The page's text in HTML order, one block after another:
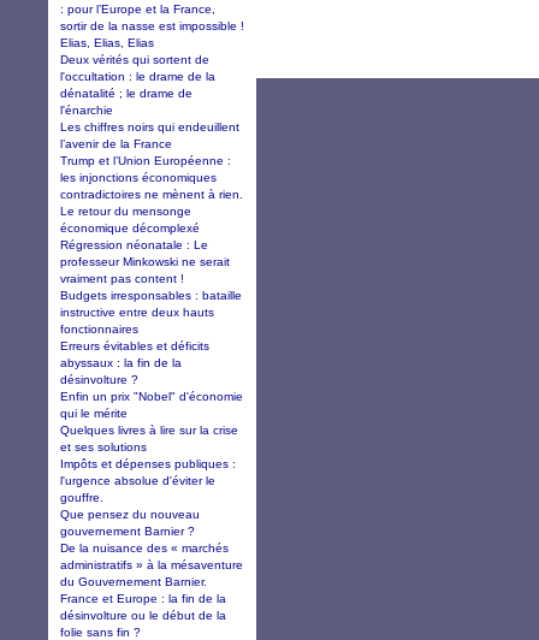
: pour l’Europe et la France,
sortir de la nasse est impossible !
Elias, Elias, Elias
Deux vérités qui sortent de
l'occultation : le drame de la
dénatalité ; le drame de
l'énarchie
Les chiffres noirs qui endeuillent
l’avenir de la France
Trump et l’Union Européenne :
les injonctions économiques
contradictoires ne mènent à rien.
Le retour du mensonge
économique décomplexé
Régression néonatale : Le
professeur Minkowski ne serait
vraiment pas content !
Budgets irresponsables : bataille
instructive entre deux hauts
fonctionnaires
Erreurs évitables et déficits
abyssaux : la fin de la
désinvolture ?
Enfin un prix "Nobel" d'économie
qui le mérite
Quelques livres à lire sur la crise
et ses solutions
Impôts et dépenses publiques :
l'urgence absolue d'éviter le
gouffre.
Que pensez du nouveau
gouvernement Barnier ?
De la nuisance des « marchés
administratifs » à la mésaventure
du Gouvernement Barnier.
France et Europe : la fin de la
désinvolture ou le début de la
folie sans fin ?